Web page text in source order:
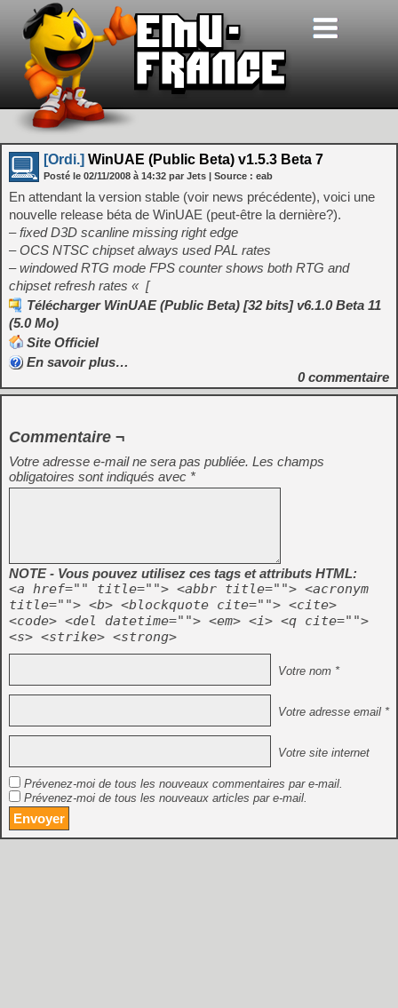
[Ordi.] WinUAE (Public Beta) v1.5.3 Beta 7
Posté le 02/11/2008 à 14:32 par Jets | Source : eab
En attendant la version stable (voir news précédente), voici une
nouvelle release béta de WinUAE (peut-être la dernière?).
– fixed D3D scanline missing right edge
– OCS NTSC chipset always used PAL rates
– windowed RTG mode FPS counter shows both RTG and
chipset refresh rates « [
Télécharger WinUAE (Public Beta) [32 bits] v6.1.0 Beta 11
(5.0 Mo)
Site Officiel
En savoir plus…
0commentaire
Commentaire ¬
Votre adresse e-mail ne sera pas publiée. Les champs
obligatoires sont indiqués avec *
NOTE - Vous pouvez utilisez ces tags et attributs HTML:
<a href="" title=""> <abbr title=""> <acronym
title=""> <b> <blockquote cite=""> <cite>
<code> <del datetime=""> <em> <i> <q cite="">
<s> <strike> <strong>
Votre nom *
Votre adresse email *
Votre site internet
Prévenez-moi de tous les nouveaux commentaires par e-mail.
Prévenez-moi de tous les nouveaux articles par e-mail.